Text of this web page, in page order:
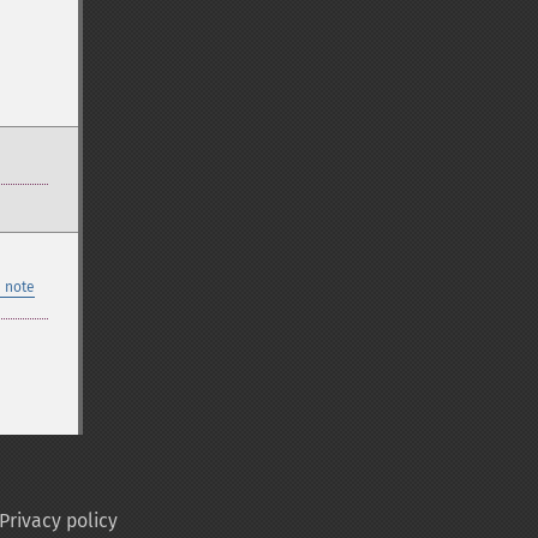
note
Privacy policy